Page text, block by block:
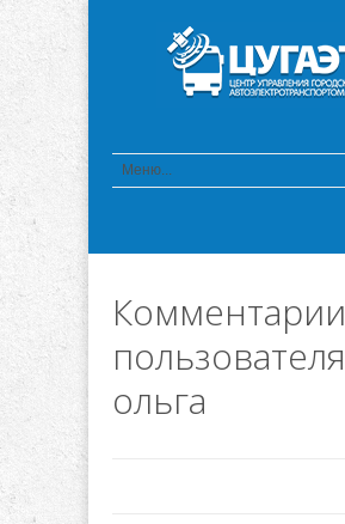
Комментарии
пользователя
ольга